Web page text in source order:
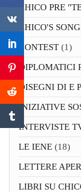
CHICO PRE
CHICO'S
CONTEST (1)
DIPLOMATICI
DISEGNI DI E
INIZIATIVE
INTERVISTE
LE IENE (18)
LETTERE
LIBRI SU